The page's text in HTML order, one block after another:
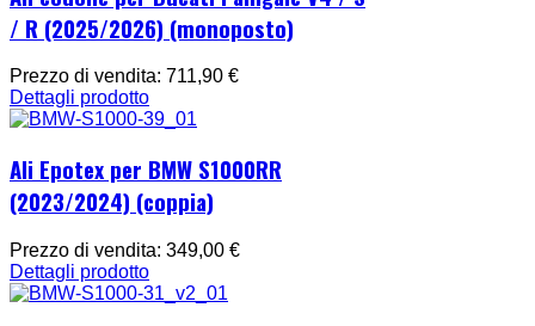
/ R (2025/2026) (monoposto)
Prezzo di vendita: 711,90 €
Dettagli prodotto
Ali Epotex per BMW S1000RR
(2023/2024) (coppia)
Prezzo di vendita: 349,00 €
Dettagli prodotto